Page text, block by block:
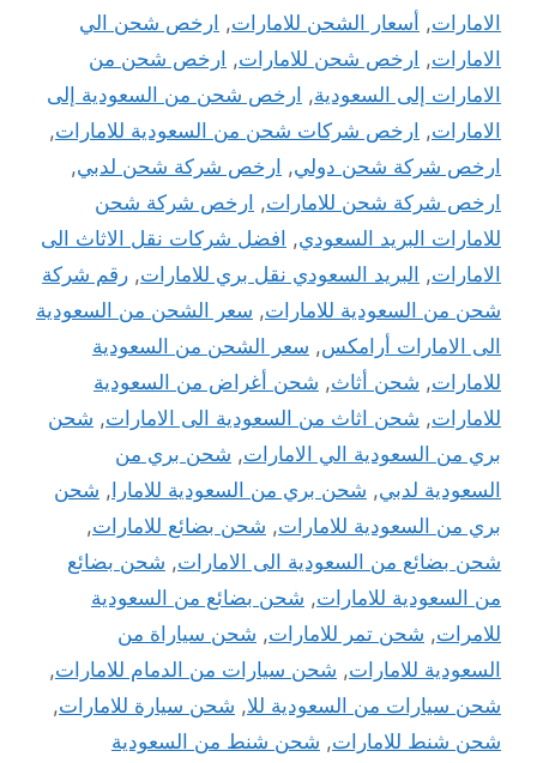
, أسعار الشحن للامارات, ارخص شحن الي
, ارخص شحن للامارات, ارخص شحن من
إلى السعودية,ارخص شحن من السعودية إلى
, ارخص شركات شحن من السعودية للامارات,
شركة شحن دولي ,ارخص شركة شحن لدبي ,
شركة شحن للامارات, ارخص شركة شحن
البريد السعودي,افضل شركات نقل الاثاث الى
, البريد السعودي نقل بري للامارات, رقم شركة
من السعودية للامارات, سعر الشحن من السعودية
الامارات أرامكس,سعر الشحن من السعودية
, شحن أثاث ,شحن أغراض من السعودية
, شحن اثاث من السعودية الى الامارات, شحن
من السعودية الي الامارات, شحن بري من
لدبي ,شحن بري من السعودية للامارا,شحن
من السعودية للامارات, شحن بضائع للامارات,
بضائع من السعودية الى الامارات, شحن بضائع
السعودية للامارات, شحن بضائع من السعودية
, شحن تمر للامارات, شحن سياراة من
للامارات, شحن سيارات من الدمام للامارات,
سيارات من السعودية للا,شحن سيارة للامارات,
شنط للامارات, شحن شنط من السعودية